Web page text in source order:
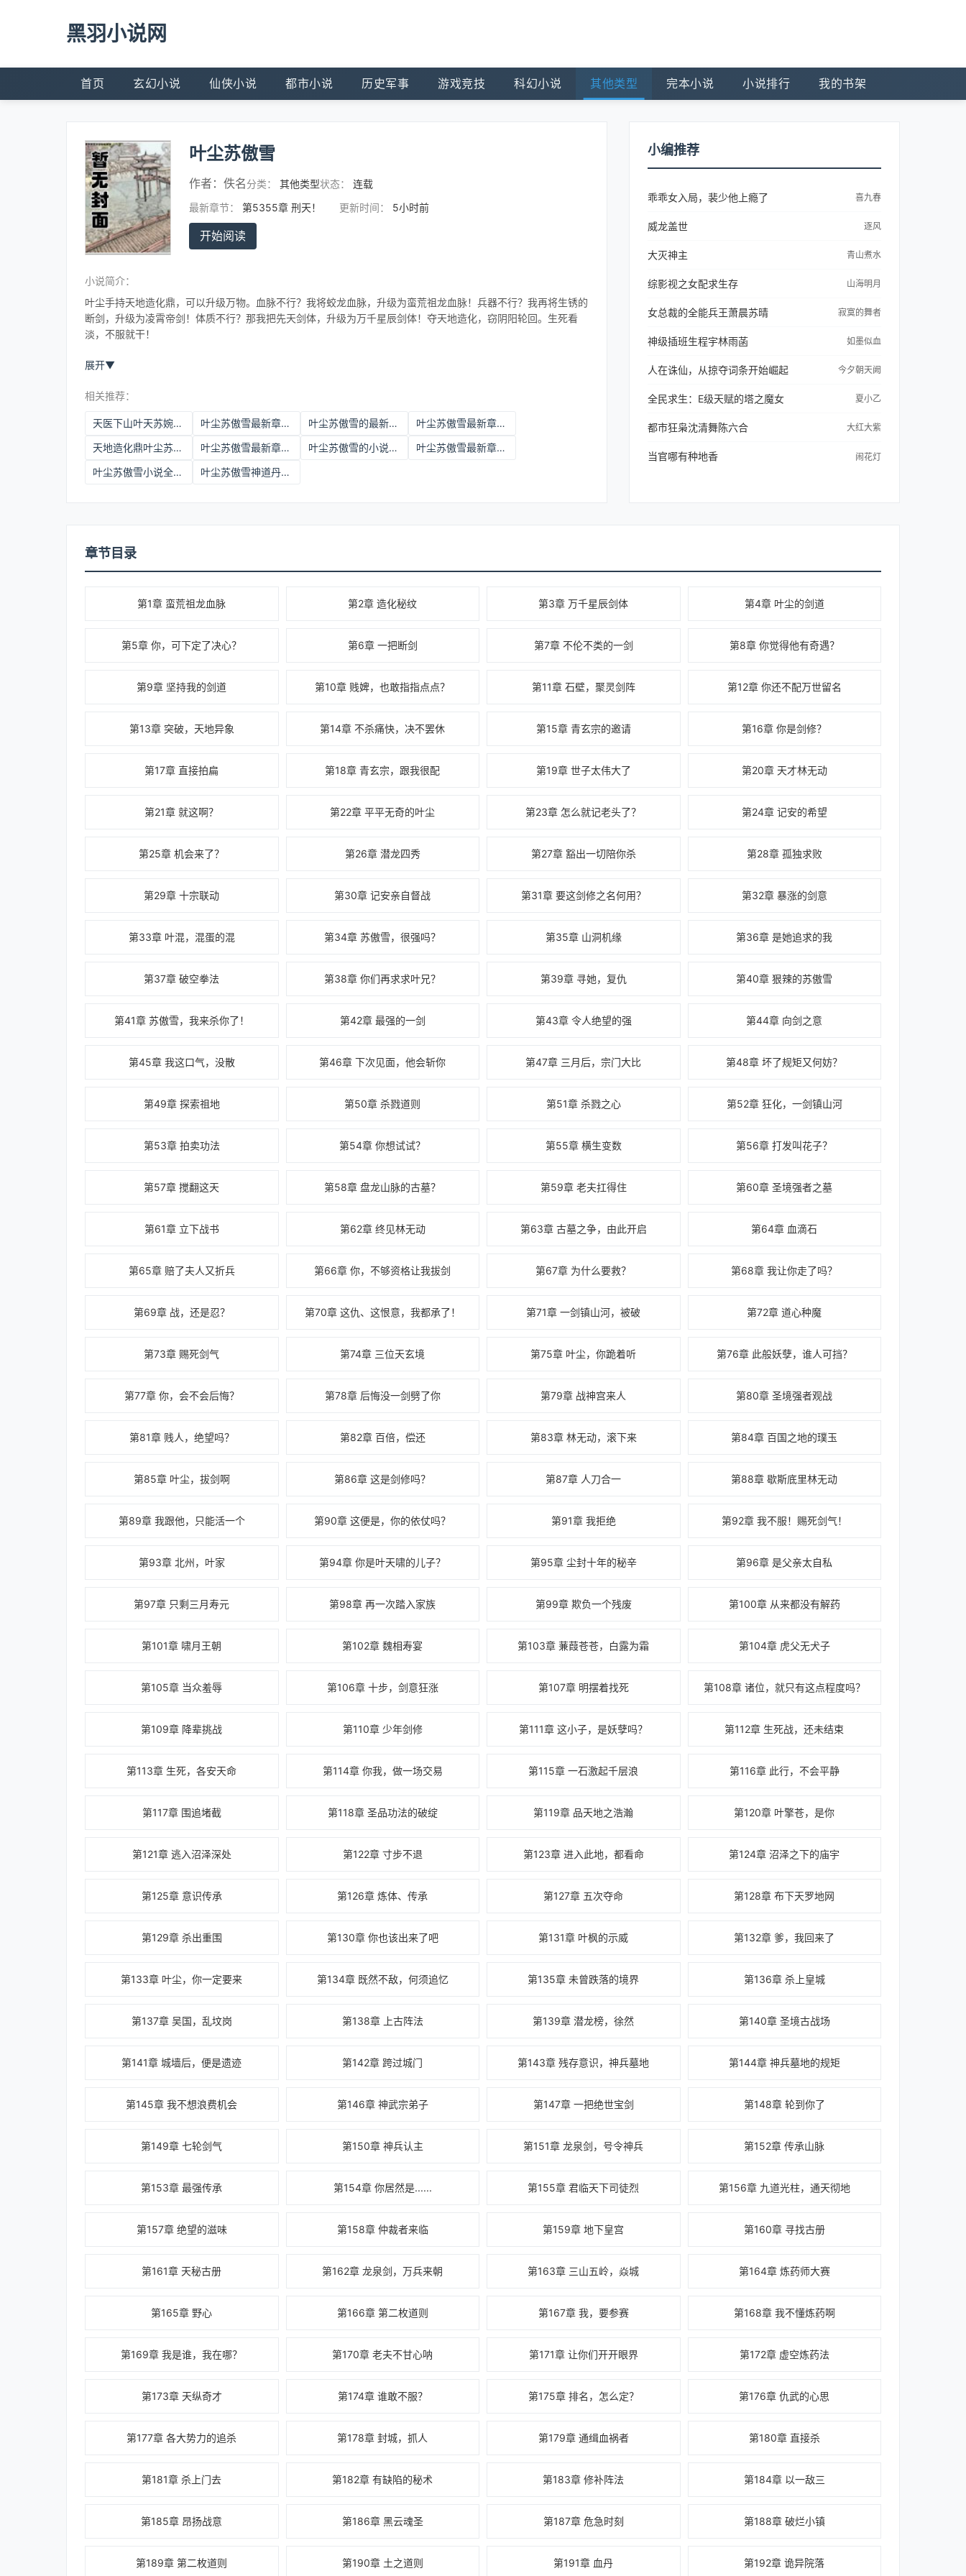
黑羽小说网
首页 玄幻小说 仙侠小说 都市小说 历史军事 游戏竞技 科幻小说 其他类型 完本小说 小说排行 我的书架
叶尘苏傲雪
作者： 佚名分类： 其他类型状态：
连载
最新章节：
第5355章 刑天！ 更新时间： 5小时前
开始阅读
小说简介：
叶尘手持天地造化鼎，可以升级万物。血脉不行？我将蛟龙血脉，升级为蛮荒祖龙血脉！兵器不行？我再将生锈的
断剑，升级为凌霄帝剑！体质不行？那我把先天剑体，升级为万千星辰剑体！夺天地造化，窃阴阳轮回。生死看
淡，不服就干！
展开▼
相关推荐：
天医下山叶天苏婉儿叶尘苏傲雪 叶尘苏傲雪最新章节更新提醒 叶尘苏傲雪的最新章节
叶尘苏傲雪最新章节免费阅读下载
天地造化鼎叶尘苏傲雪
叶尘苏傲雪最新章节更新内容 叶尘苏傲雪的小说介绍
叶尘苏傲雪最新章节内容
叶尘苏傲雪小说全文下载
叶尘苏傲雪神道丹帝三百文
小编推荐
乖乖女入局，裴少他上瘾了 喜九春
威龙盖世 逐风
大灭神主 青山煮水
综影视之女配求生存 山海明月
女总裁的全能兵王萧晨苏晴 寂寞的舞者
神级插班生程宇林雨菡 如墨似血
人在诛仙，从掠夺词条开始崛起 今夕朝天阙
全民求生：E级天赋的塔之魔女 夏小乙
都市狂枭沈清舞陈六合 大红大紫
当官哪有种地香 闹花灯
章节目录
第1章 蛮荒祖龙血脉 第2章 造化秘纹 第3章 万千星辰剑体 第4章 叶尘的剑道
第5章 你，可下定了决心？ 第6章 一把断剑 第7章 不伦不类的一剑 第8章 你觉得他有奇遇？
第9章 坚持我的剑道 第10章 贱婢，也敢指指点点？ 第11章 石壁，聚灵剑阵 第12章 你还不配万世留名
第13章 突破，天地异象 第14章 不杀痛快，决不罢休 第15章 青玄宗的邀请 第16章 你是剑修？
第17章 直接拍扁 第18章 青玄宗，跟我很配 第19章 世子太伟大了 第20章 天才林无动
第21章 就这啊？ 第22章 平平无奇的叶尘 第23章 怎么就记老头了？ 第24章 记安的希望
第25章 机会来了？ 第26章 潜龙四秀 第27章 豁出一切陪你杀 第28章 孤独求败
第29章 十宗联动 第30章 记安亲自督战 第31章 要这剑修之名何用？ 第32章 暴涨的剑意
第33章 叶混，混蛋的混 第34章 苏傲雪，很强吗？ 第35章 山洞机缘 第36章 是她追求的我
第37章 破空拳法 第38章 你们再求求叶兄？ 第39章 寻她，复仇 第40章 狠辣的苏傲雪
第41章 苏傲雪，我来杀你了！ 第42章 最强的一剑 第43章 令人绝望的强 第44章 向剑之意
第45章 我这口气，没散 第46章 下次见面，他会斩你 第47章 三月后，宗门大比 第48章 坏了规矩又何妨？
第49章 探索祖地 第50章 杀戮道则 第51章 杀戮之心 第52章 狂化，一剑镇山河
第53章 拍卖功法 第54章 你想试试？ 第55章 横生变数 第56章 打发叫花子？
第57章 搅翻这天 第58章 盘龙山脉的古墓？ 第59章 老夫扛得住 第60章 圣境强者之墓
第61章 立下战书 第62章 终见林无动 第63章 古墓之争，由此开启 第64章 血滴石
第65章 赔了夫人又折兵 第66章 你，不够资格让我拔剑 第67章 为什么要救？ 第68章 我让你走了吗？
第69章 战，还是忍？ 第70章 这仇、这恨意，我都承了！ 第71章 一剑镇山河，被破 第72章 道心种魔
第73章 赐死剑气 第74章 三位天玄境 第75章 叶尘，你跪着听 第76章 此般妖孽，谁人可挡？
第77章 你，会不会后悔？ 第78章 后悔没一剑劈了你 第79章 战神宫来人 第80章 圣境强者观战
第81章 贱人，绝望吗？ 第82章 百倍，偿还 第83章 林无动，滚下来 第84章 百国之地的璞玉
第85章 叶尘，拔剑啊 第86章 这是剑修吗？ 第87章 人刀合一 第88章 歇斯底里林无动
第89章 我跟他，只能活一个 第90章 这便是，你的依仗吗？ 第91章 我拒绝 第92章 我不服！赐死剑气！
第93章 北州，叶家 第94章 你是叶天啸的儿子？ 第95章 尘封十年的秘辛 第96章 是父亲太自私
第97章 只剩三月寿元 第98章 再一次踏入家族 第99章 欺负一个残废 第100章 从来都没有解药
第101章 啸月王朝 第102章 魏相寿宴 第103章 蒹葭苍苍，白露为霜 第104章 虎父无犬子
第105章 当众羞辱 第106章 十步，剑意狂涨 第107章 明摆着找死 第108章 诸位，就只有这点程度吗？
第109章 降辈挑战 第110章 少年剑修 第111章 这小子，是妖孽吗？ 第112章 生死战，还未结束
第113章 生死，各安天命 第114章 你我，做一场交易 第115章 一石激起千层浪 第116章 此行，不会平静
第117章 围追堵截 第118章 圣品功法的破绽 第119章 品天地之浩瀚 第120章 叶擎苍，是你
第121章 逃入沼泽深处 第122章 寸步不退 第123章 进入此地，都看命 第124章 沼泽之下的庙宇
第125章 意识传承 第126章 炼体、传承 第127章 五次夺命 第128章 布下天罗地网
第129章 杀出重围 第130章 你也该出来了吧 第131章 叶枫的示威 第132章 爹，我回来了
第133章 叶尘，你一定要来 第134章 既然不敌，何须追忆 第135章 未曾跌落的境界 第136章 杀上皇城
第137章 吴国，乱坟岗 第138章 上古阵法 第139章 潜龙榜，徐然 第140章 圣境古战场
第141章 城墙后，便是遗迹 第142章 跨过城门 第143章 残存意识，神兵墓地 第144章 神兵墓地的规矩
第145章 我不想浪费机会 第146章 神武宗弟子 第147章 一把绝世宝剑 第148章 轮到你了
第149章 七轮剑气 第150章 神兵认主 第151章 龙泉剑，号令神兵 第152章 传承山脉
第153章 最强传承 第154章 你居然是...... 第155章 君临天下司徒烈 第156章 九道光柱，通天彻地
第157章 绝望的滋味 第158章 仲裁者来临 第159章 地下皇宫 第160章 寻找古册
第161章 天秘古册 第162章 龙泉剑，万兵来朝 第163章 三山五岭，焱城 第164章 炼药师大赛
第165章 野心 第166章 第二枚道则 第167章 我，要参赛 第168章 我不懂炼药啊
第169章 我是谁，我在哪？ 第170章 老夫不甘心呐 第171章 让你们开开眼界 第172章 虚空炼药法
第173章 天纵奇才 第174章 谁敢不服？ 第175章 排名，怎么定？ 第176章 仇武的心思
第177章 各大势力的追杀 第178章 封城，抓人 第179章 通缉血祸者 第180章 直接杀
第181章 杀上门去 第182章 有缺陷的秘术 第183章 修补阵法 第184章 以一敌三
第185章 昂扬战意 第186章 黑云魂圣 第187章 危急时刻 第188章 破烂小镇
第189章 第二枚道则 第190章 土之道则 第191章 血丹 第192章 诡异院落